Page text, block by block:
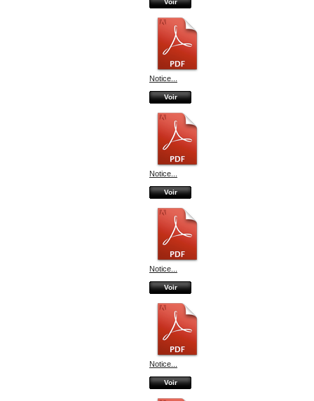
Voir
Notice...
Voir
Notice...
Voir
Notice...
Voir
Notice...
Voir